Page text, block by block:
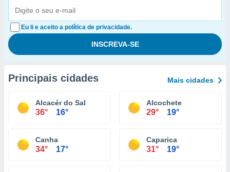
Eu li e aceito a política de privacidade.
Principais cidades Mais cidades
Alcacér do Sal
36° 16°
Alcochete
29° 19°
Canha
34° 17°
Caparica
31° 19°